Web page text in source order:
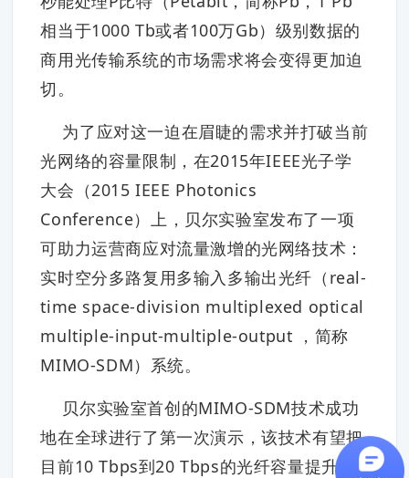
相当于1000 Tb或者100万Gb）级别数据的
商用光传输系统的市场需求将会变得更加迫
切。
为了应对这一迫在眉睫的需求并打破当前
光网络的容量限制，在2015年IEEE光子学
大会（2015 IEEE Photonics
Conference）上，贝尔实验室发布了一项
可助力运营商应对流量激增的光网络技术：
实时空分多路复用多输入多输出光纤（real-
time space-division multiplexed optical
multiple-input-multiple-output ，简称
MIMO-SDM）系统。
贝尔实验室首创的MIMO-SDM技术成功
地在全球进行了第一次演示，该技术有望把
目前10 Tbps到20 Tbps的光纤容量提升至